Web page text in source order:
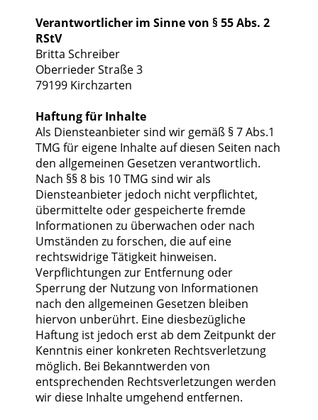
Verantwortlicher im Sinne von § 55 Abs. 2
RStV
Britta Schreiber
Oberrieder Straße 3
79199 Kirchzarten
Haftung für Inhalte
Als Diensteanbieter sind wir gemäß § 7 Abs.1
TMG für eigene Inhalte auf diesen Seiten nach
den allgemeinen Gesetzen verantwortlich.
Nach §§ 8 bis 10 TMG sind wir als
Diensteanbieter jedoch nicht verpflichtet,
übermittelte oder gespeicherte fremde
Informationen zu überwachen oder nach
Umständen zu forschen, die auf eine
rechtswidrige Tätigkeit hinweisen.
Verpflichtungen zur Entfernung oder
Sperrung der Nutzung von Informationen
nach den allgemeinen Gesetzen bleiben
hiervon unberührt. Eine diesbezügliche
Haftung ist jedoch erst ab dem Zeitpunkt der
Kenntnis einer konkreten Rechtsverletzung
möglich. Bei Bekanntwerden von
entsprechenden Rechtsverletzungen werden
wir diese Inhalte umgehend entfernen.